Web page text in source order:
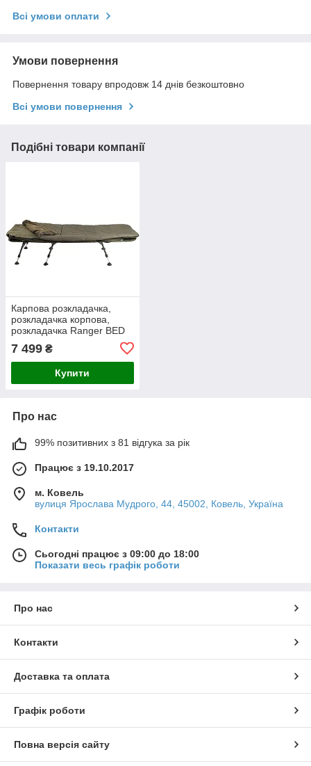
Всі умови оплати
Умови повернення
Повернення товару впродовж 14 днів безкоштовно
Всі умови повернення
Подібні товари компанії
Карпова розкладачка,
розкладачка корпова,
розкладачка Ranger BED
88 Sleep System (Арт. RA
5523)
7 499 ₴
Купити
Про нас
99% позитивних з 81 відгука за рік
Працює з 19.10.2017
м. Ковель
вулиця Ярослава Мудрого, 44, 45002, Ковель, Україна
Контакти
Сьогодні працює з 09:00 до 18:00
Показати весь графік роботи
Про нас
Контакти
Доставка та оплата
Графік роботи
Повна версія сайту